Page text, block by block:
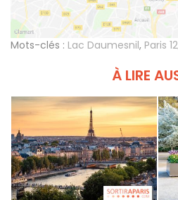
Mots-clés : Lac Daumesnil, Paris 12
À LIRE